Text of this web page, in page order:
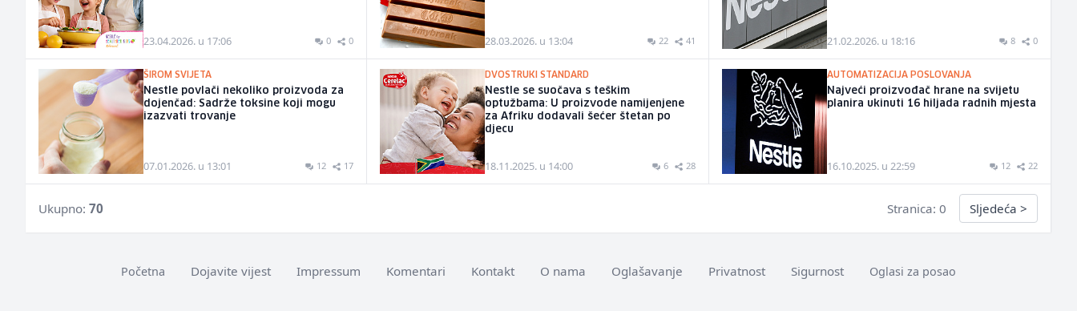
23.04.2026. u 17:06 0 0 28.03.2026. u 13:04 22 41 21.02.2026. u 18:16 8 0
ŠIROM SVIJETA
Nestle povlači nekoliko proizvoda za
dojenčad: Sadrže toksine koji mogu
izazvati trovanje
07.01.2026. u 13:01 12 17
DVOSTRUKI STANDARD
Nestle se suočava s teškim
optužbama: U proizvode namijenjene
za Afriku dodavali šećer štetan po
djecu
18.11.2025. u 14:00 6 28
AUTOMATIZACIJA POSLOVANJA
Najveći proizvođač hrane na svijetu
planira ukinuti 16 hiljada radnih mjesta
16.10.2025. u 22:59 12 22
Ukupno: 70 Stranica: 0 Sljedeća >
Početna Dojavite vijest Impressum Komentari Kontakt O nama Oglašavanje Privatnost Sigurnost Oglasi za posao